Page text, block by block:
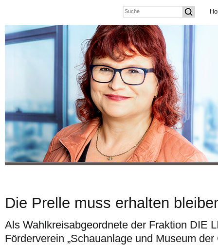
Die Prelle muss erhalten
Als Wahlkreisabgeordnete der Fraktion DIE
Förderverein „Schauanlage und Museum der